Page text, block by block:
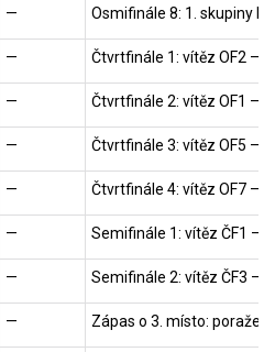
— Osmifinále 8: 1. skupiny F
— Čtvrtfinále 1: vítěz OF2 –
— Čtvrtfinále 2: vítěz OF1 –
— Čtvrtfinále 3: vítěz OF5 –
— Čtvrtfinále 4: vítěz OF7 –
— Semifinále 1: vítěz ČF1 –
— Semifinále 2: vítěz ČF3 –
— Zápas o 3. místo: